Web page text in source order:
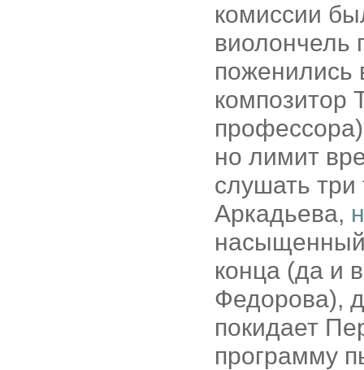
комиссии
виолончель
поженились
композитор
но лимит
слушать
Аркадьева,
насыщенный
конца (да и
Федорова),
покидает
программу